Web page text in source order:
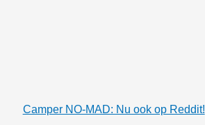
Camper NO-MAD: Nu ook op Reddit!